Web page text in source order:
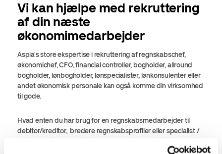
Vi kan hjælpe med rekruttering
af din næste
økonomimedarbejder
Aspia's store ekspertise i rekruttering af regnskabschef,
økonomichef, CFO, financial controller, bogholder, allround
bogholder, lønbogholder, lønspecialister, lønkonsulenter eller
andet økonomisk personale kan også komme din virksomhed
til gode.
Hvad enten du har brug for en regnskabsmedarbejder til
debitor/kreditor, bredere regnskabsprofiler eller specialist /